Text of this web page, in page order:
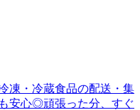
凍・冷蔵食品の配送・集
安心◎頑張った分、すぐ